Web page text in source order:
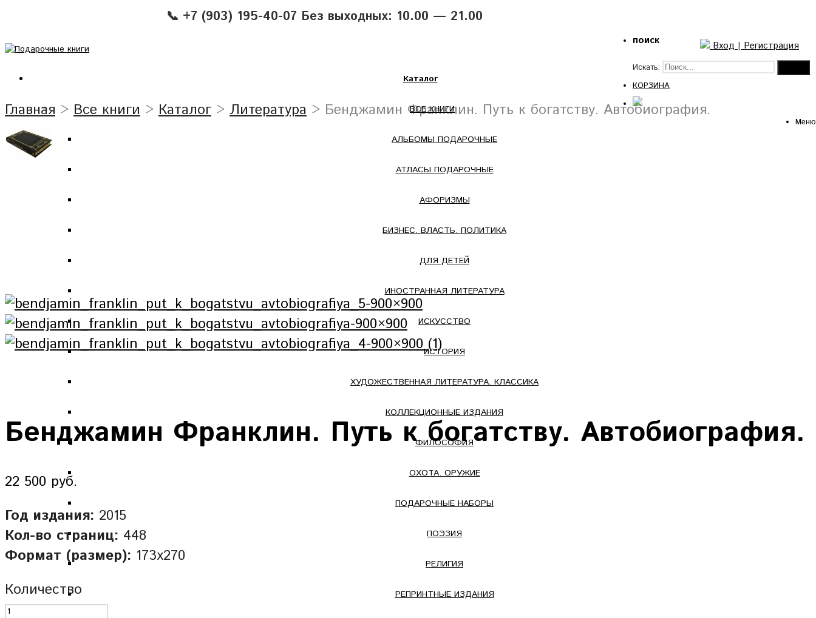
📞 +7 (903) 195-40-07 Без выходных: 10.00 — 21.00
Вход | Регистрация
Каталог
ВСЕ КНИГИ
АЛЬБОМЫ ПОДАРОЧНЫЕ
АТЛАСЫ ПОДАРОЧНЫЕ
АФОРИЗМЫ
БИЗНЕС. ВЛАСТЬ. ПОЛИТИКА
ДЛЯ ДЕТЕЙ
ИНОСТРАННАЯ ЛИТЕРАТУРА
ИСКУССТВО
ИСТОРИЯ
ХУДОЖЕСТВЕННАЯ ЛИТЕРАТУРА. КЛАССИКА
КОЛЛЕКЦИОННЫЕ ИЗДАНИЯ
ФИЛОСОФИЯ
ОХОТА. ОРУЖИЕ
ПОДАРОЧНЫЕ НАБОРЫ
ПОЭЗИЯ
РЕЛИГИЯ
РЕПРИНТНЫЕ ИЗДАНИЯ
поиск
Искать:
КОРЗИНА
Меню
Главная > Все книги > Каталог > Литература > Бенджамин Франклин. Путь к богатству. Автобиография.
Бенджамин Франклин. Путь к богатству. Автобиография.
22 500 руб.
Год издания: 2015
Кол-во страниц: 448
Формат (размер): 173х270
Количество